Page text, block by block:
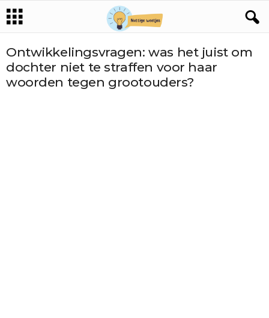
Ontwikkelingsvragen: was het juist om
dochter niet te straffen voor haar
woorden tegen grootouders?